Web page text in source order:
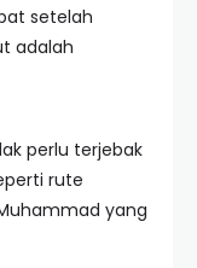
setelah
adalah
perlu terjebak
rute
yang